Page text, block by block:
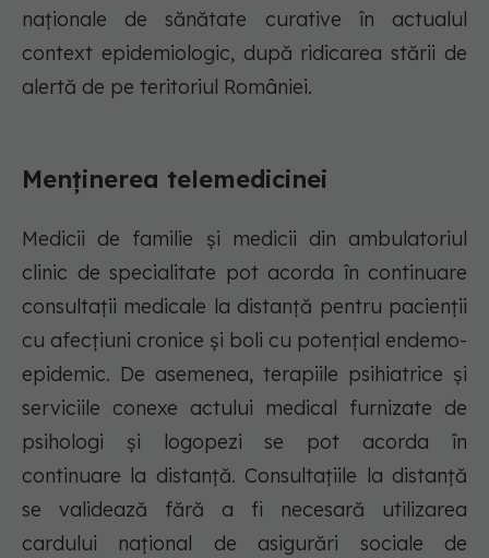
naţionale de sănătate curative în actualul
context epidemiologic, după ridicarea stării de
alertă de pe teritoriul României.
Menținerea telemedicinei
Medicii de familie și medicii din ambulatoriul
clinic de specialitate pot acorda în continuare
consultații medicale la distanță pentru pacienții
cu afecțiuni cronice și boli cu potențial endemo-
epidemic. De asemenea, terapiile psihiatrice și
serviciile conexe actului medical furnizate de
psihologi și logopezi se pot acorda în
continuare la distanță. Consultațiile la distanță
se validează fără a fi necesară utilizarea
cardului național de asigurări sociale de